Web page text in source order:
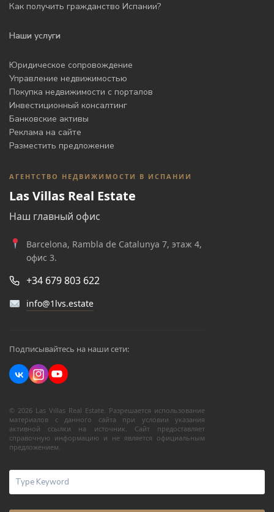
Как получить гражданство Испании?
Наши услуги
Юридическое сопровождение
Управление недвижимостью
Покупка недвижимости с порталов
Инвестиционный консалтинг
Банковские активы
Реклама на сайте
Разместить предложение
АГЕНТСТВО НЕДВИЖИМОСТИ В ИСПАНИИ
Las Villas Real Estate
Наш главный офис
Barcelona, Rambla de Catalunya 7, этаж 4,
офис 3.
+34 679 803 622
info@1lvs.estate
Подписывайтесь на наши сети:
© 2026 Las Villas Real Estate. Разрешается использование
материалов с данного сайта при условии указания
активной ссылки на источник. Сайт предоставляет
справочную информацию и не является официальным
предложением.